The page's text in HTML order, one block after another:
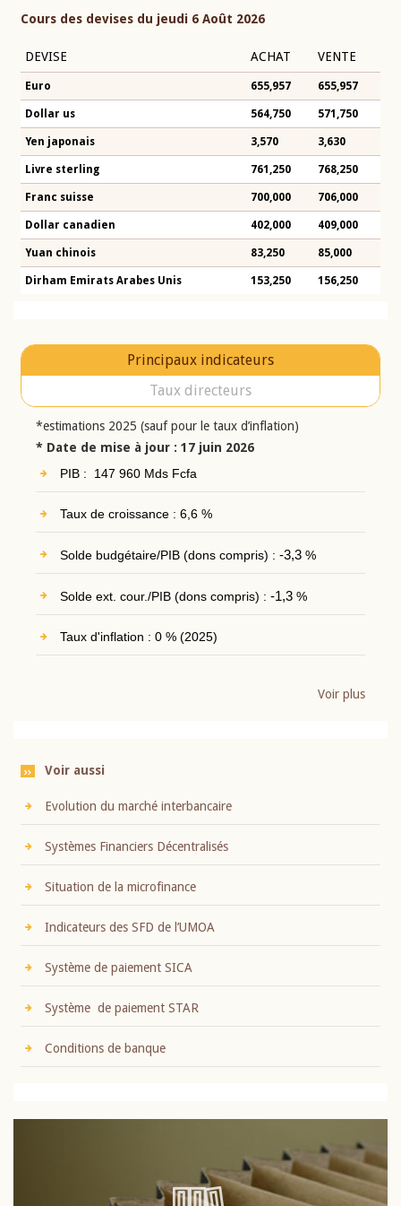
Cours des devises du jeudi 6 Août 2026
DEVISE ACHAT VENTE
Euro 655,957 655,957
Dollar us 564,750 571,750
Yen japonais 3,570 3,630
Livre sterling 761,250 768,250
Franc suisse 700,000 706,000
Dollar canadien 402,000 409,000
Yuan chinois 83,250 85,000
Dirham Emirats Arabes Unis 153,250 156,250
Principaux indicateurs
Taux directeurs
*estimations 2025 (sauf pour le taux d’inflation)
* Date de mise à jour : 17 juin 2026
PIB : 147 960 Mds Fcfa
Taux de croissance : 6,6 %
Solde budgétaire/PIB (dons compris) : -3,3%
Solde ext. cour./PIB (dons compris) : -1,3%
Taux d'inflation : 0 % (2025)
Voir plus
Voir aussi
Evolution du marché interbancaire
Systèmes Financiers Décentralisés
Situation de la microfinance
Indicateurs des SFD de l’UMOA
Système de paiement SICA
Système de paiement STAR
Conditions de banque